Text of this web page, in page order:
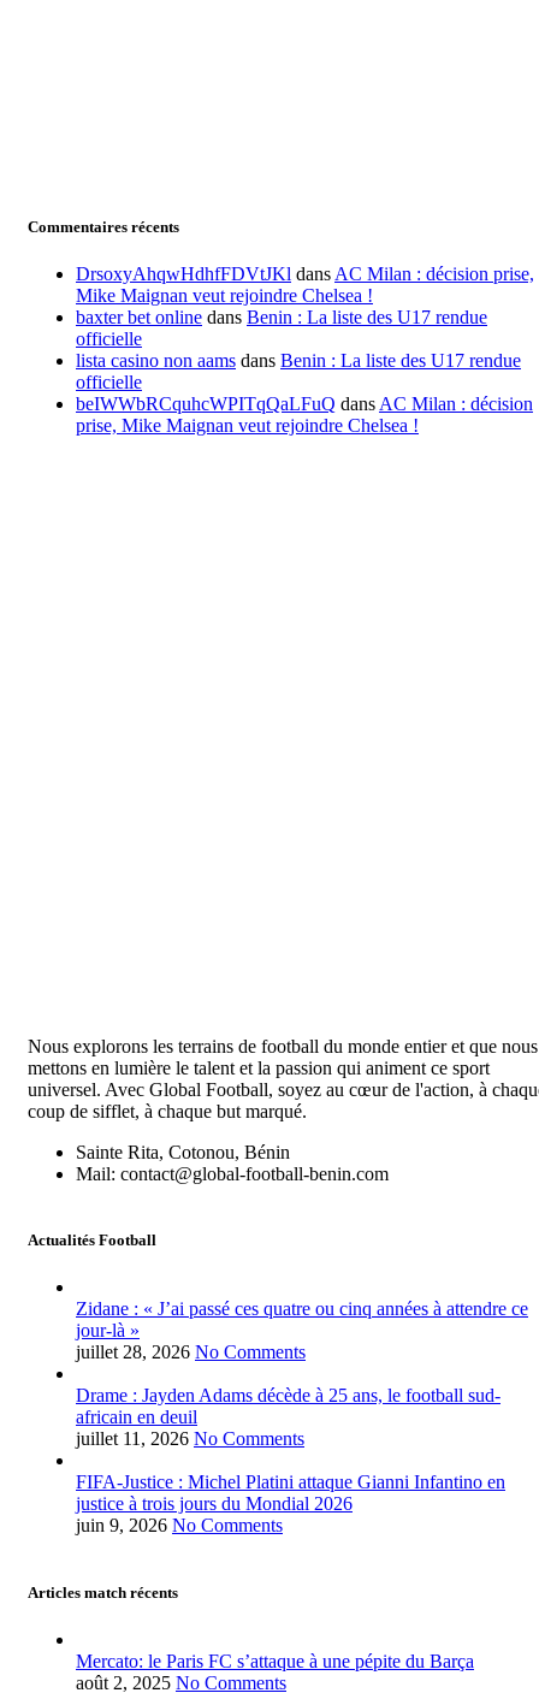
Commentaires récents
DrsoxyAhqwHdhfFDVtJKl dans AC Milan : décision prise,
Mike Maignan veut rejoindre Chelsea !
baxter bet online dans Benin : La liste des U17 rendue
officielle
lista casino non aams dans Benin : La liste des U17 rendue
officielle
beIWWbRCquhcWPITqQaLFuQ dans AC Milan : décision
prise, Mike Maignan veut rejoindre Chelsea !
Nous explorons les terrains de football du monde entier et que nous
mettons en lumière le talent et la passion qui animent ce sport
universel. Avec Global Football, soyez au cœur de l'action, à
coup de sifflet, à chaque but marqué.
Sainte Rita, Cotonou, Bénin
Mail: contact@global-football-benin.com
Actualités Football
Zidane : « J’ai passé ces quatre ou cinq années à attendre ce
jour-là »
juillet 28, 2026 No Comments
Drame : Jayden Adams décède à 25 ans, le football sud-
africain en deuil
juillet 11, 2026 No Comments
FIFA-Justice : Michel Platini attaque Gianni Infantino en
justice à trois jours du Mondial 2026
juin 9, 2026 No Comments
Articles match récents
Mercato: le Paris FC s’attaque à une pépite du Barça
août 2, 2025 No Comments